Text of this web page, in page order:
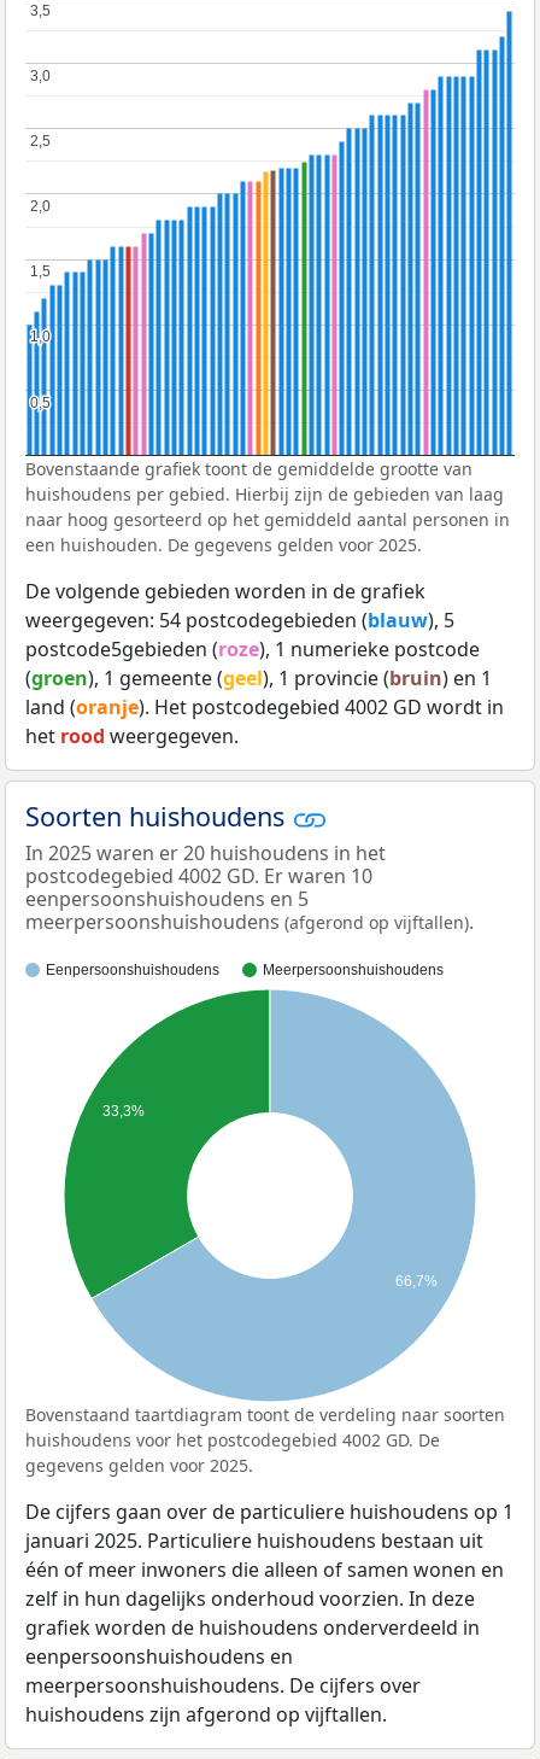
0,5
0,5
1,0
1,0
1,5
1,5
2,0
2,0
2,5
2,5
3,0
3,0
3,5
3,5
Bovenstaande grafiek toont de gemiddelde grootte van
huishoudens per gebied. Hierbij zijn de gebieden van laag
naar hoog gesorteerd op het gemiddeld aantal personen in
een huishouden. De gegevens gelden voor 2025.
De volgende gebieden worden in de grafiek
weergegeven: 54 postcodegebieden (blauw), 5
postcode5gebieden (roze), 1 numerieke postcode
(groen), 1 gemeente (geel), 1 provincie (bruin) en 1
land (oranje). Het postcodegebied 4002 GD wordt in
het rood weergegeven.
Soorten huishoudens
In 2025 waren er 20 huishoudens in het
postcodegebied 4002 GD. Er waren 10
eenpersoonshuishoudens en 5
meerpersoonshuishoudens (afgerond op vijftallen).
Eenpersoonshuishoudens Meerpersoonshuishoudens
33,3%
66,7%
Bovenstaand taartdiagram toont de verdeling naar soorten
huishoudens voor het postcodegebied 4002 GD. De
gegevens gelden voor 2025.
De cijfers gaan over de particuliere huishoudens op 1
januari 2025. Particuliere huishoudens bestaan uit
één of meer inwoners die alleen of samen wonen en
zelf in hun dagelijks onderhoud voorzien. In deze
grafiek worden de huishoudens onderverdeeld in
eenpersoonshuishoudens en
meerpersoonshuishoudens. De cijfers over
huishoudens zijn afgerond op vijftallen.